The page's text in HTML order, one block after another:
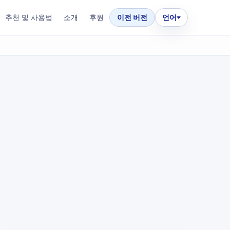
추천 및 사용법 소개 후원 이전 버전 언어